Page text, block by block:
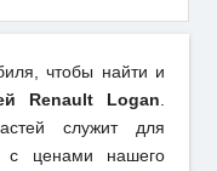
чтобы найти и
Renault Logan
служит для
с ценами нашего